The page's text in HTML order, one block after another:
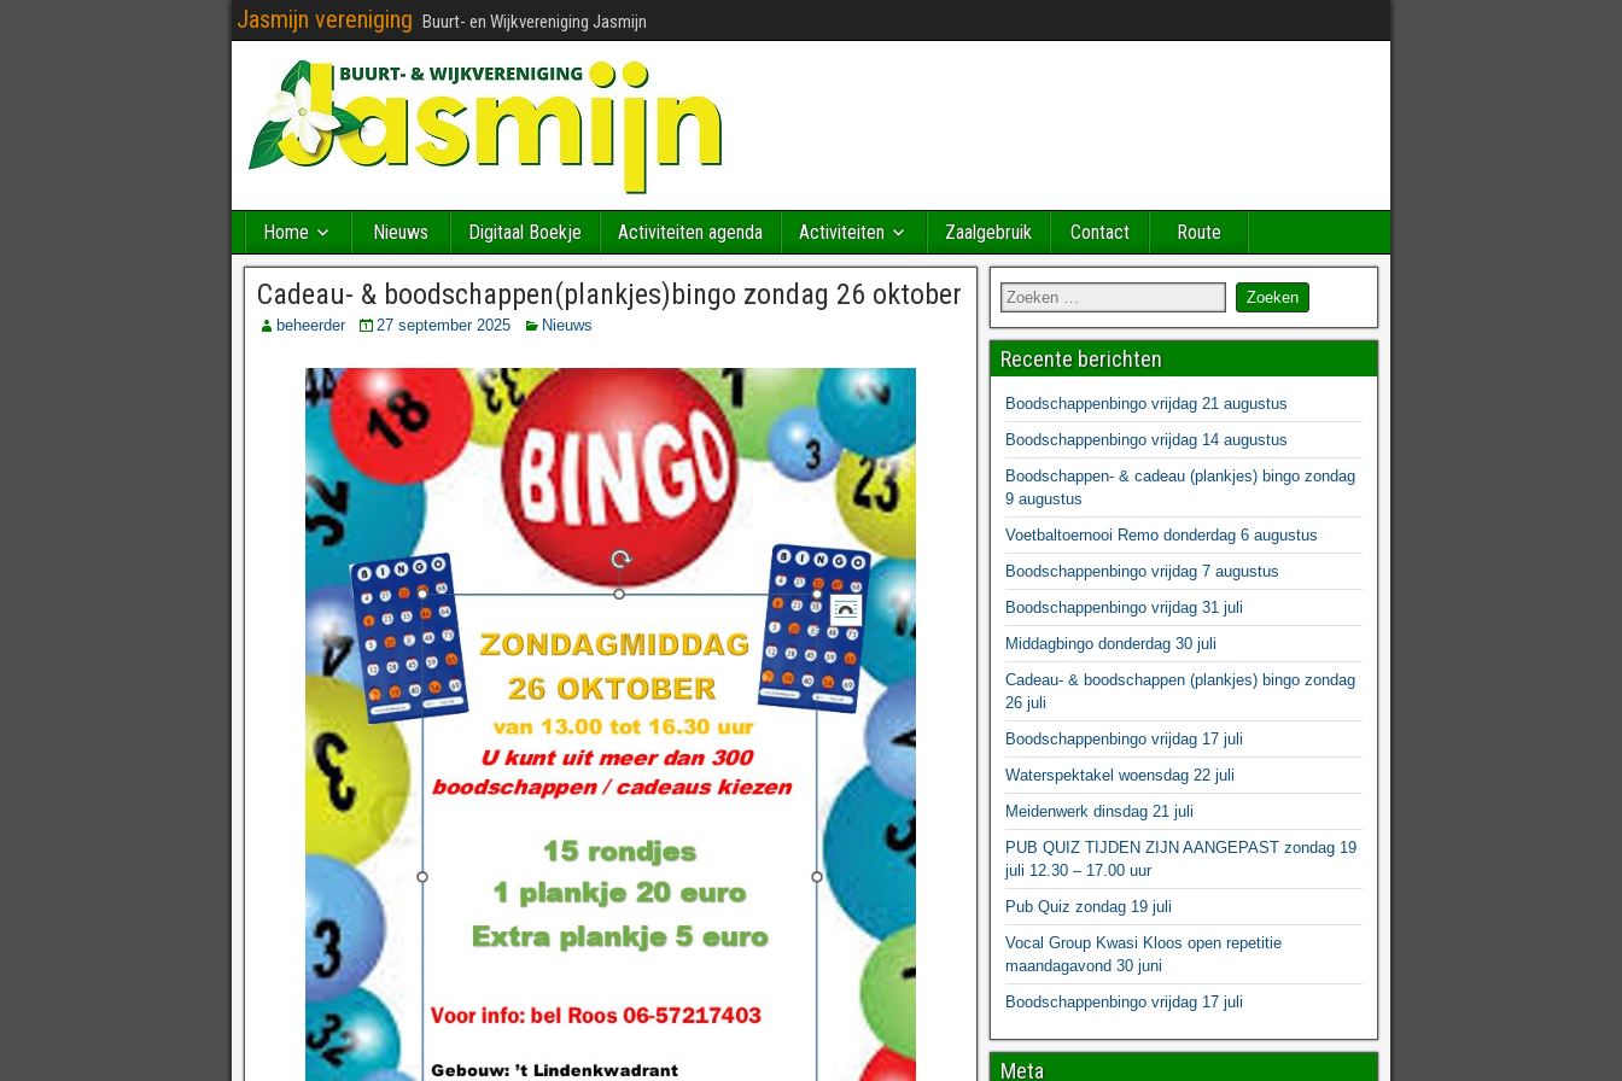
Jasmijn vereniging Buurt- en Wijkvereniging Jasmijn
Home Nieuws Digitaal Boekje Activiteiten agenda Activiteiten Zaalgebruik Contact Route
Cadeau- & boodschappen(plankjes)bingo zondag 26 oktober
beheerder 27 september 2025 Nieuws
Recente berichten
Boodschappenbingo vrijdag 21 augustus
Boodschappenbingo vrijdag 14 augustus
Boodschappen- & cadeau (plankjes) bingo zondag
9 augustus
Voetbaltoernooi Remo donderdag 6 augustus
Boodschappenbingo vrijdag 7 augustus
Boodschappenbingo vrijdag 31 juli
Middagbingo donderdag 30 juli
Cadeau- & boodschappen (plankjes) bingo zondag
26 juli
Boodschappenbingo vrijdag 17 juli
Waterspektakel woensdag 22 juli
Meidenwerk dinsdag 21 juli
PUB QUIZ TIJDEN ZIJN AANGEPAST zondag 19
juli 12.30 – 17.00 uur
Pub Quiz zondag 19 juli
Vocal Group Kwasi Kloos open repetitie
maandagavond 30 juni
Boodschappenbingo vrijdag 17 juli
Meta